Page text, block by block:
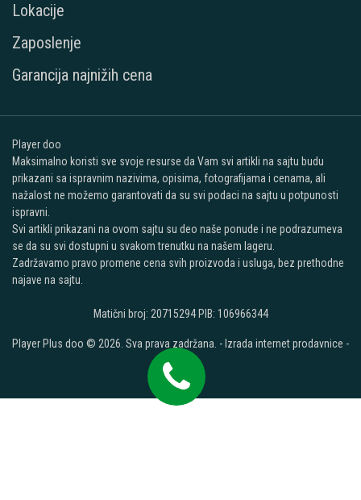
Lokacije
Zaposlenje
Garancija najnižih cena
Player doo
Maksimalno koristi sve svoje resurse da Vam svi artikli na sajtu budu
prikazani sa ispravnim nazivima, opisima, fotografijama i cenama, ali
nažalost ne možemo garantovati da su svi podaci na sajtu u potpunosti
ispravni.
Svi artikli prikazani na ovom sajtu su deo naše ponude i ne podrazumeva
se da su svi dostupni u svakom trenutku na našem lageru.
Zadržavamo pravo promene cena svih proizvoda i usluga, bez prethodne
najave na sajtu.
Matični broj: 20715294 PIB: 106966344
Player Plus doo © 2026. Sva prava zadržana. - Izrada internet prodavnice -
Selltico.